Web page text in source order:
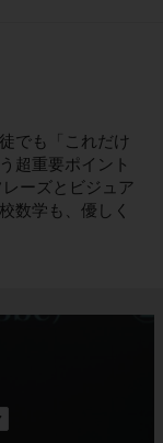
でも「これだけ
超重要ポイント
ーズとビジュア
数学も、優しく